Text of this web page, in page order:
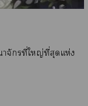
จักรที่ใหญ่ที่สุดแห่ง